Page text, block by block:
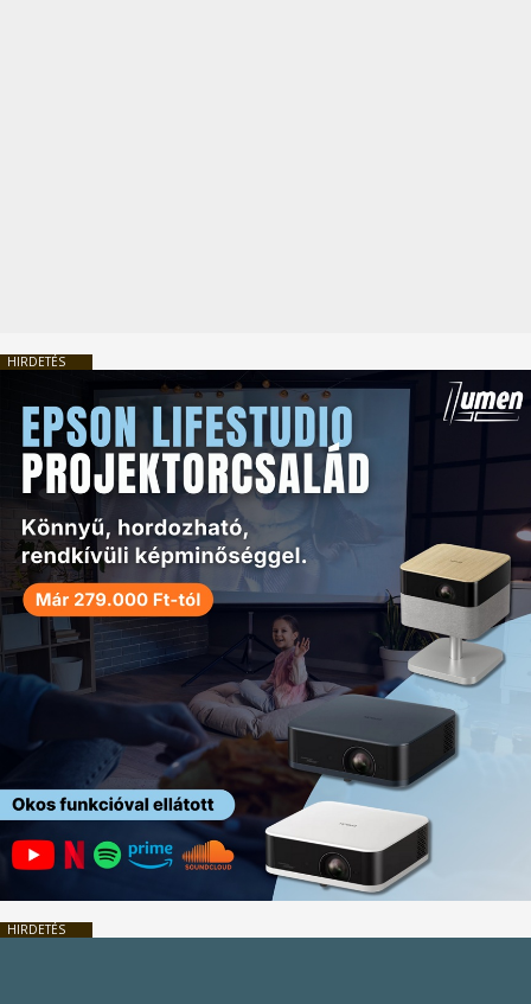
HIRDETÉS
HIRDETÉS